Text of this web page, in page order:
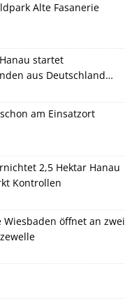
Alte Fasanerie
startet
aus Deutschland
am Einsatzort
2,5 Hektar Hanau
Kontrollen
öffnet an zwei